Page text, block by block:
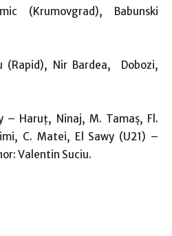
(Krumovgrad), Babunski
(Rapid), Nir Bardea, Dobozi,
– Haruţ, Ninaj, M. Tamaş, Fl.
C. Matei, El Sawy (U21) –
Valentin Suciu.